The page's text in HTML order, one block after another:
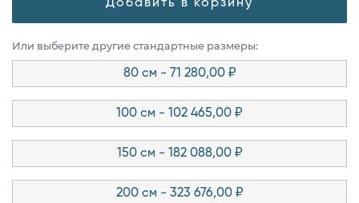
Добавить в корзину
Или выберите другие стандартные размеры:
80 см - 71 280,00 ₽
100 см - 102 465,00 ₽
150 см - 182 088,00 ₽
200 см - 323 676,00 ₽